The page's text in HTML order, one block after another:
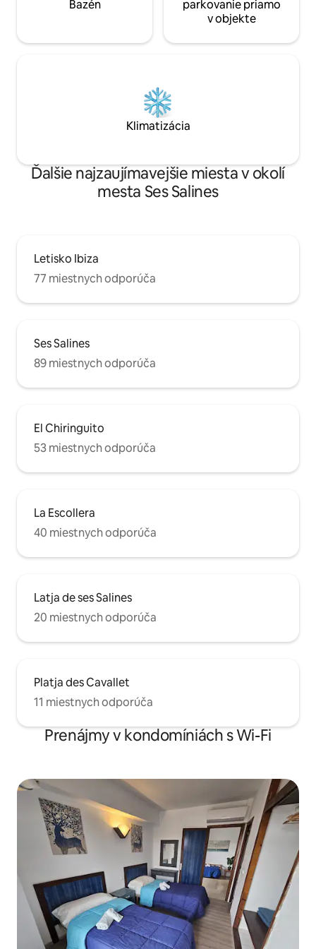
Bazén
parkovanie priamo
v objekte
Klimatizácia
Ďalšie najzaujímavejšie miesta v okolí
mesta Ses Salines
Letisko Ibiza
77 miestnych odporúča
Ses Salines
89 miestnych odporúča
El Chiringuito
53 miestnych odporúča
La Escollera
40 miestnych odporúča
Latja de ses Salines
20 miestnych odporúča
Platja des Cavallet
11 miestnych odporúča
Prenájmy v kondomíniách s Wi-Fi